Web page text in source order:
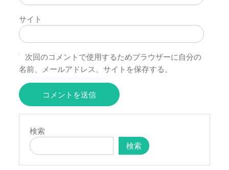
サイト
次回のコメントで使用するためブラウザーに自分の
名前、メールアドレス、サイトを保存する。
検索
検索